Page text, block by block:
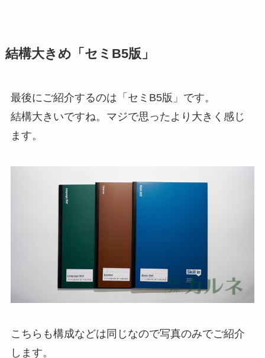
結構大きめ「セミB5版」
最後にご紹介するのは「セミB5版」です。
結構大きいですね。マジで思ったより大きく感じ
ます。
こちらも構成などは同じなので写真のみでご紹介
します。